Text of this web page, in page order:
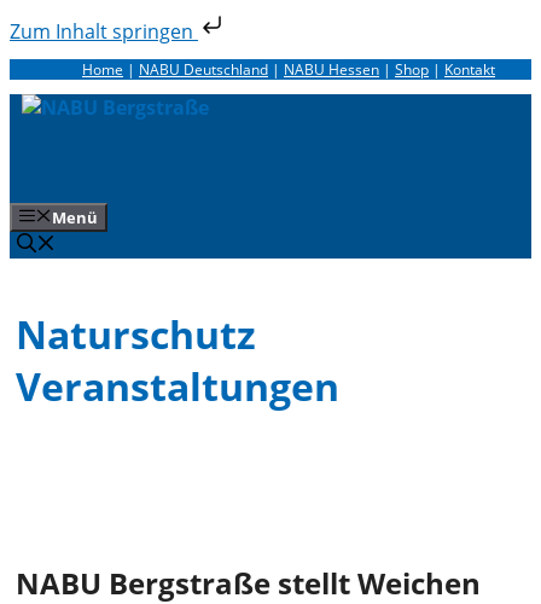
Zum Inhalt springen
Zum
Inhalt
springen
Home | NABU Deutschland | NABU Hessen | Shop | Kontakt
Menü
Naturschutz
Veranstaltungen
NABU Bergstraße stellt Weichen